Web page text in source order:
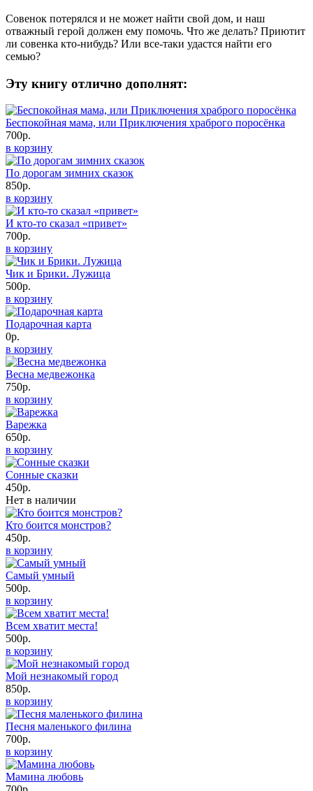
Совенок потерялся и не может найти свой дом, и наш
отважный герой должен ему помочь. Что же делать? Приютит
ли совенка кто-нибудь? Или все-таки удастся найти его
семью?
Эту книгу отлично дополнят:
Беспокойная мама, или Приключения храброго поросёнка
700р.
в корзину
По дорогам зимних сказок
850р.
в корзину
И кто-то сказал «привет»
700р.
в корзину
Чик и Брики. Лужица
500р.
в корзину
Подарочная карта
0р.
в корзину
Весна медвежонка
750р.
в корзину
Варежка
650р.
в корзину
Сонные сказки
450р.
Нет в наличии
Кто боится монстров?
450р.
в корзину
Самый умный
500р.
в корзину
Всем хватит места!
500р.
в корзину
Мой незнакомый город
850р.
в корзину
Песня маленького филина
700р.
в корзину
Мамина любовь